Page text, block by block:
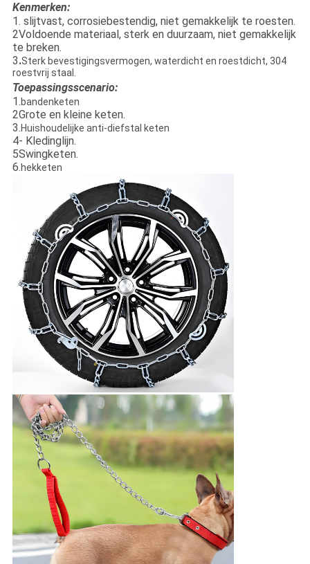
Kenmerken:
1. slijtvast, corrosiebestendig, niet gemakkelijk te roesten.
2Voldoende materiaal, sterk en duurzaam, niet gemakkelijk
te breken.
3.Sterk bevestigingsvermogen, waterdicht en roestdicht, 304
roestvrij staal.
Toepassingsscenario:
1.bandenketen
2Grote en kleine keten.
3.Huishoudelijke anti-diefstal keten
4- Kledinglijn.
5Swingketen.
6.hekketen